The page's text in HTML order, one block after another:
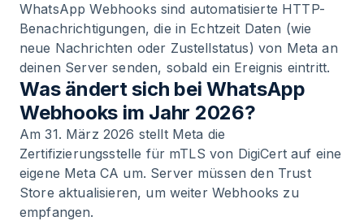
WhatsApp Webhooks sind automatisierte HTTP-
Benachrichtigungen, die in Echtzeit Daten (wie
neue Nachrichten oder Zustellstatus) von Meta an
deinen Server senden, sobald ein Ereignis eintritt.
Was ändert sich bei WhatsApp
Webhooks im Jahr 2026?
Am 31. März 2026 stellt Meta die
Zertifizierungsstelle für mTLS von DigiCert auf eine
eigene Meta CA um. Server müssen den Trust
Store aktualisieren, um weiter Webhooks zu
empfangen.